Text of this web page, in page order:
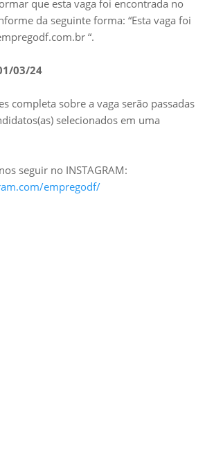
que esta vaga foi encontrada no
da seguinte forma: “Esta vaga foi
“.
03/24
completa sobre a vaga serão passadas
selecionados em uma
seguir no INSTAGRAM:
empregodf/